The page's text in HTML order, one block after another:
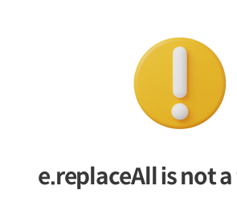
e.replaceAll is not